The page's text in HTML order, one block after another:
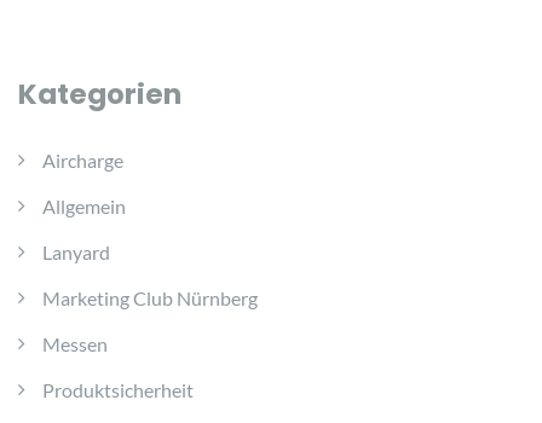
Kategorien
Aircharge
Allgemein
Lanyard
Marketing Club Nürnberg
Messen
Produktsicherheit